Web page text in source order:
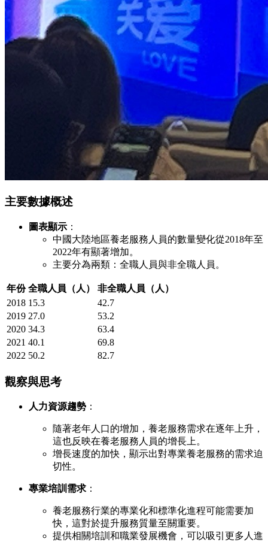
主要數據概述
圖表顯示 ：
中國大陸地區養老服務人員的數量變化從2018年至
2022年有顯著增加。
主要分為兩類：全職人員與非全職人員。
年份 全職人員（人）
非全職人員（人）
2018 15.3
42.7
2019 27.0
53.2
2020 34.3
63.4
2021 40.1
69.8
2022 50.2 82.7
觀察與思考
人力資源趨勢 ：
隨著老年人口的增加，養老服務需求在逐年上升，
這也反映在養老服務人員的增長上。
增長速度的加快，顯示出對專業養老服務的需求迫
切性。
專業培訓需求 ：
養老服務行業的專業化和標準化進程可能需要加
快，這對於提升服務質量至關重要。
提供相關培訓和職業發展機會，可以吸引更多人進